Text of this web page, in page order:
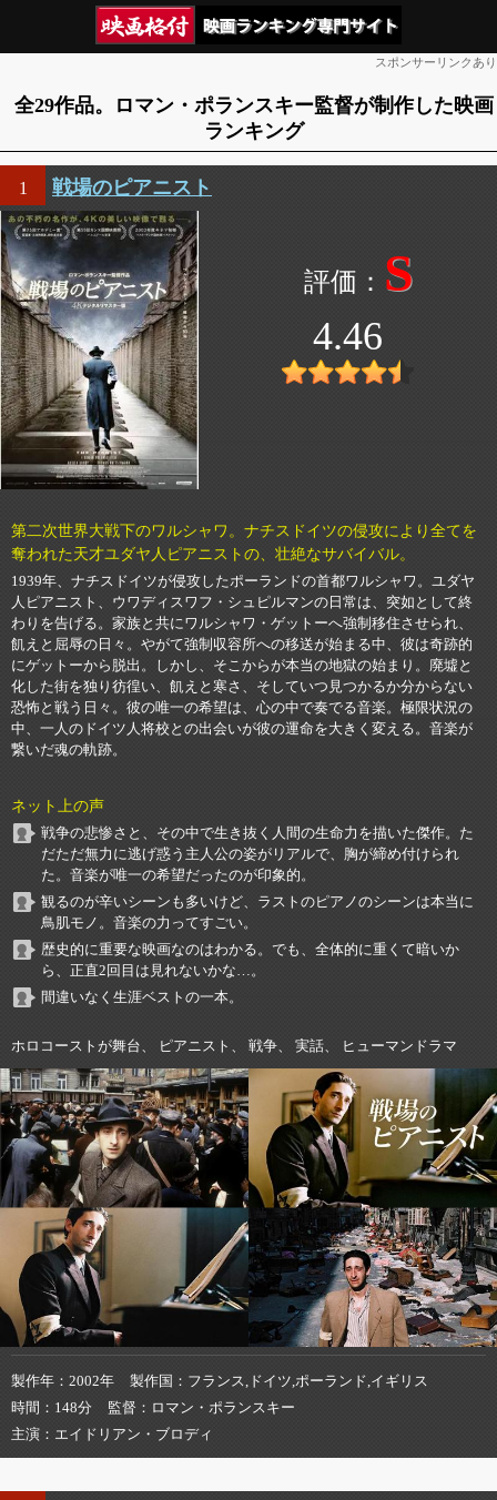
スポンサーリンクあり
全29作品。ロマン・ポランスキー監督が制作した映画
ランキング
1 戦場のピアニスト
S
4.46
第二次世界大戦下のワルシャワ。ナチスドイツの侵攻により全てを
奪われた天才ユダヤ人ピアニストの、壮絶なサバイバル。
1939年、ナチスドイツが侵攻したポーランドの首都ワルシャワ。ユダヤ
人ピアニスト、ウワディスワフ・シュピルマンの日常は、突如として終
わりを告げる。家族と共にワルシャワ・ゲットーへ強制移住させられ、
飢えと屈辱の日々。やがて強制収容所への移送が始まる中、彼は奇跡的
にゲットーから脱出。しかし、そこからが本当の地獄の始まり。廃墟と
化した街を独り彷徨い、飢えと寒さ、そしていつ見つかるか分からない
恐怖と戦う日々。彼の唯一の希望は、心の中で奏でる音楽。極限状況の
中、一人のドイツ人将校との出会いが彼の運命を大きく変える。音楽が
繋いだ魂の軌跡。
ネット上の声
戦争の悲惨さと、その中で生き抜く人間の生命力を描いた傑作。た
だただ無力に逃げ惑う主人公の姿がリアルで、胸が締め付けられ
た。音楽が唯一の希望だったのが印象的。
観るのが辛いシーンも多いけど、ラストのピアノのシーンは本当に
鳥肌モノ。音楽の力ってすごい。
歴史的に重要な映画なのはわかる。でも、全体的に重くて暗いか
ら、正直2回目は見れないかな…。
間違いなく生涯ベストの一本。
ホロコーストが舞台、 ピアニスト、 戦争、 実話、 ヒューマンドラマ
製作年 2002年 製作国
フランス,ドイツ,ポーランド,イギリス
時間
148分 監督
ロマン・ポランスキー
主演
エイドリアン・ブロディ